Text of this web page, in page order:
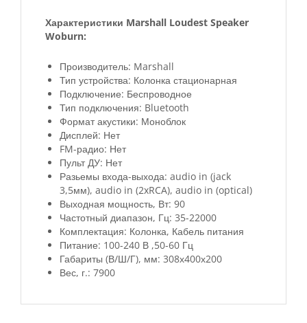
Характеристики Marshall Loudest Speaker
Woburn:
Производитель: Marshall
Тип устройства: Колонка стационарная
Подключение: Беспроводное
Тип подключения: Bluetooth
Формат акустики: Моноблок
Дисплей: Нет
FM-радио: Нет
Пульт ДУ: Нет
Разьемы входа-выхода: audio in (jack
3,5мм), audio in (2xRCA), audio in (optical)
Выходная мощность, Вт: 90
Частотный диапазон, Гц: 35-22000
Комплектация: Колонка, Кабель питания
Питание: 100-240 В ,50-60 Гц
Габариты (В/Ш/Г), мм: 308х400х200
Вес, г.: 7900